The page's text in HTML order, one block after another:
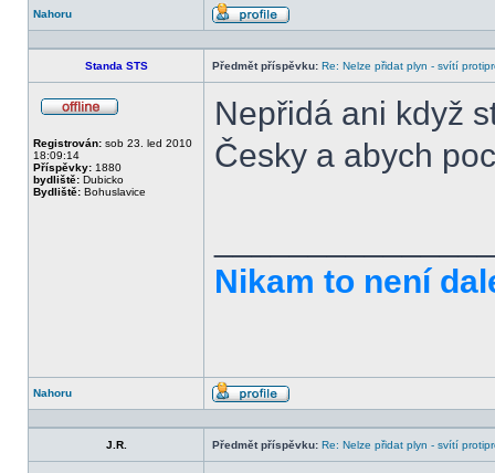
Nahoru
Profil
Standa STS Předmět příspěvku: Re: Nelze přidat plyn - svítí
Registrován: sob 23. led 2010
18:09:14
Příspěvky: 1880
bydliště: Dubicko
Bydliště: Bohuslavice
Nepřidá ani když
Česky a abych
Nikam to není
Nahoru
Profil
J.R. Předmět příspěvku: Re: Nelze přidat plyn - svítí